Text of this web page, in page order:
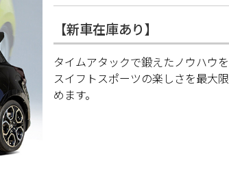
【新車在庫あり】
タイムアタックで鍛えたノウハウ
スイフトスポーツの楽しさを最大
めます。